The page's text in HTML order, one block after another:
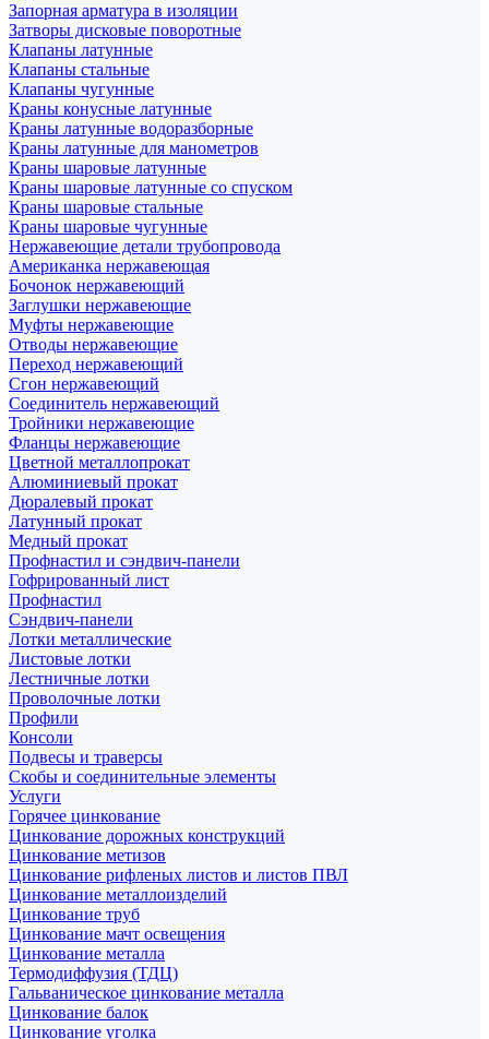
Запорная арматура в изоляции
Затворы дисковые поворотные
Клапаны латунные
Клапаны стальные
Клапаны чугунные
Краны конусные латунные
Краны латунные водоразборные
Краны латунные для манометров
Краны шаровые латунные
Краны шаровые латунные со спуском
Краны шаровые стальные
Краны шаровые чугунные
Нержавеющие детали трубопровода
Американка нержавеющая
Бочонок нержавеющий
Заглушки нержавеющие
Муфты нержавеющие
Отводы нержавеющие
Переход нержавеющий
Сгон нержавеющий
Соединитель нержавеющий
Тройники нержавеющие
Фланцы нержавеющие
Цветной металлопрокат
Алюминиевый прокат
Дюралевый прокат
Латунный прокат
Медный прокат
Профнастил и сэндвич-панели
Гофрированный лист
Профнастил
Сэндвич-панели
Лотки металлические
Листовые лотки
Лестничные лотки
Проволочные лотки
Профили
Консоли
Подвесы и траверсы
Скобы и соединительные элементы
Услуги
Горячее цинкование
Цинкование дорожных конструкций
Цинкование метизов
Цинкование рифленых листов и листов ПВЛ
Цинкование металлоизделий
Цинкование труб
Цинкование мачт освещения
Цинкование металла
Термодиффузия (ТДЦ)
Гальваническое цинкование металла
Цинкование балок
Цинкование уголка